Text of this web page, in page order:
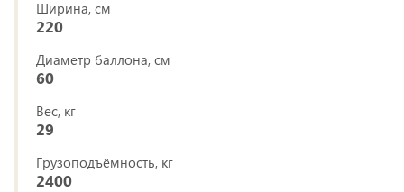
Ширина, см
220
Диаметр баллона, см
60
Вес, кг
29
Грузоподъёмность, кг
2400